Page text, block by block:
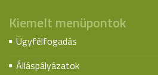
Kiemelt menüpontok
Ügyfélfogadás
Álláspályázatok